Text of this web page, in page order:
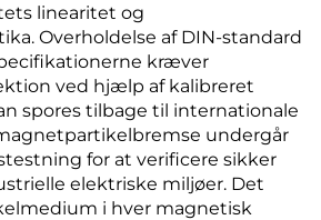
linearitet og
Overholdelse af DIN-standard
kræver
ved hjælp af kalibreret
spores tilbage til internationale
undergår
for at verificere sikker
elektriske miljøer. Det
i hver magnetisk